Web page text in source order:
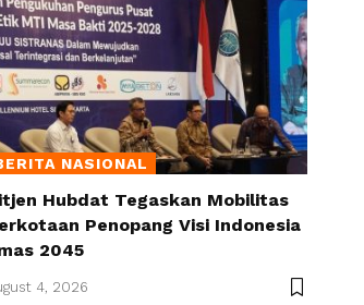
NASIONAL
Hubdat Tegaskan Mobilitas
Penopang Visi Indonesia
2045
4, 2026